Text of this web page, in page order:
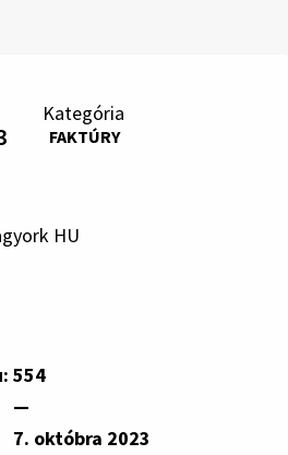
Kategória
FAKTÚRY
HU
554
—
7. októbra 2023